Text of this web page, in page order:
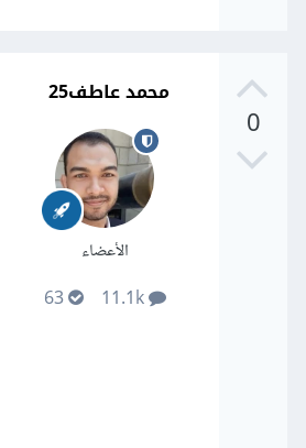
0
محمد عاطف25
الأعضاء
11.1k
63